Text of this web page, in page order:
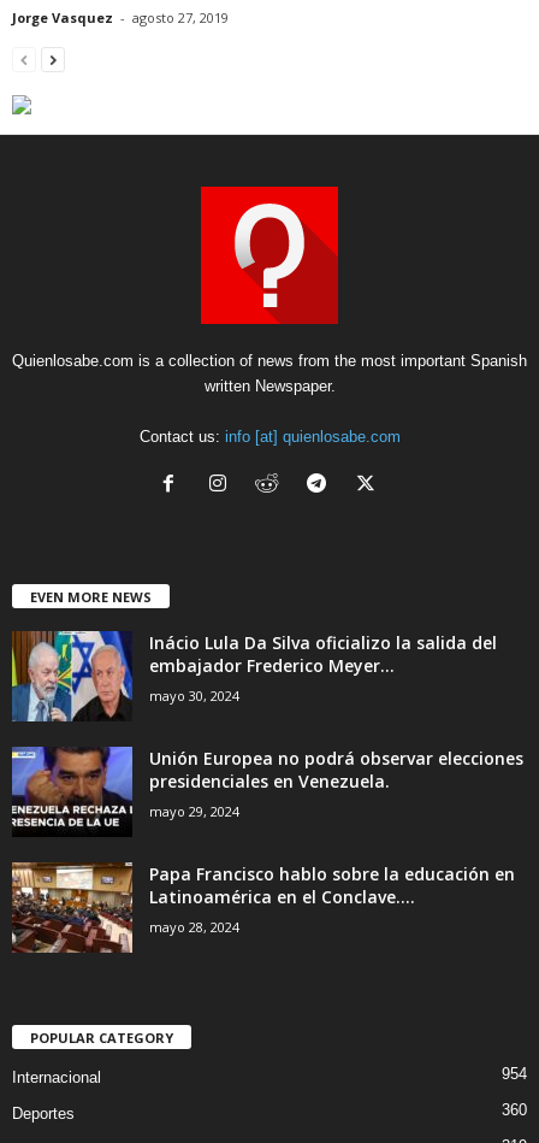
Jorge Vasquez - agosto 27, 2019
Quienlosabe.com is a collection of news from the most important Spanish
written Newspaper.
Contact us: info [at] quienlosabe.com
EVEN MORE NEWS
Inácio Lula Da Silva oficializo la salida del
embajador Frederico Meyer...
mayo 30, 2024
Unión Europea no podrá observar elecciones
presidenciales en Venezuela.
mayo 29, 2024
Papa Francisco hablo sobre la educación en
Latinoamérica en el Conclave....
mayo 28, 2024
POPULAR CATEGORY
Internacional 954
Deportes 360